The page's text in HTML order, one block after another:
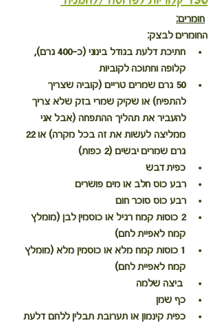
חומרים:
החומרים לבצק:
חתיכת דלעת בגודל בינוני (כ-400 גרם),
קלופה וחתוכה לקוביות
50 גרם שמרים טריים (קוביה שצריך
להתפיח) או שקיק שמרי בזק שלא צריך
להעביר את תהליך ההתפחה (אבל אני
גרם שמרים יבשים (2 כפות)
כפית דבש
רבע כוס חלב או מים פושרים
רבע כוס סוכר חום
2 כוסות קמח רגיל או כוסמין לבן (מומלץ
קמח לאפיית לחם)
1 כוסות קמח מלא או כוסמין מלא (מומלץ
קמח לאפיית לחם)
כף שמן
כפית קינמון או תערובת תבלין ללחם דלעת